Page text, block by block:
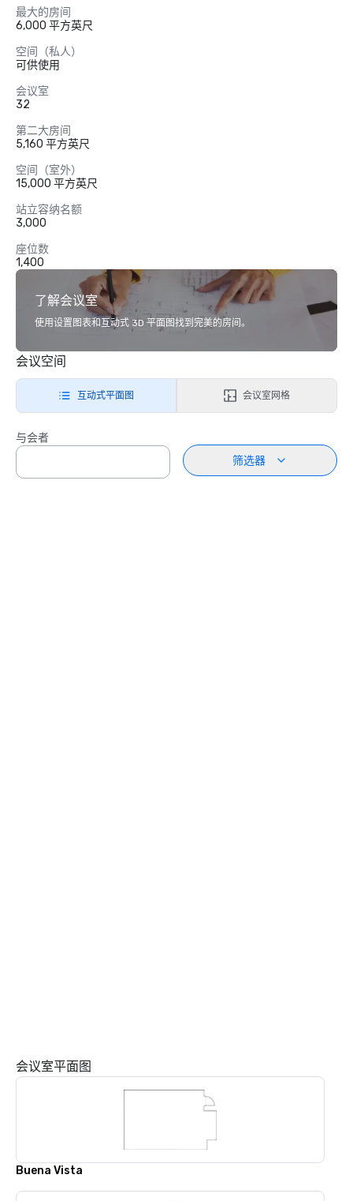
最大的房间
6,000 平方英尺
空间（私人）
可供使用
会议室
32
第二大房间
5,160 平方英尺
空间（室外）
15,000 平方英尺
站立容纳名额
3,000
座位数
1,400
了解会议室
使用设置图表和互动式 3D 平面图找到完美的房间。
会议空间
互动式平面图 会议室网格
与会者
筛选器
会议室平面图
Buena Vista